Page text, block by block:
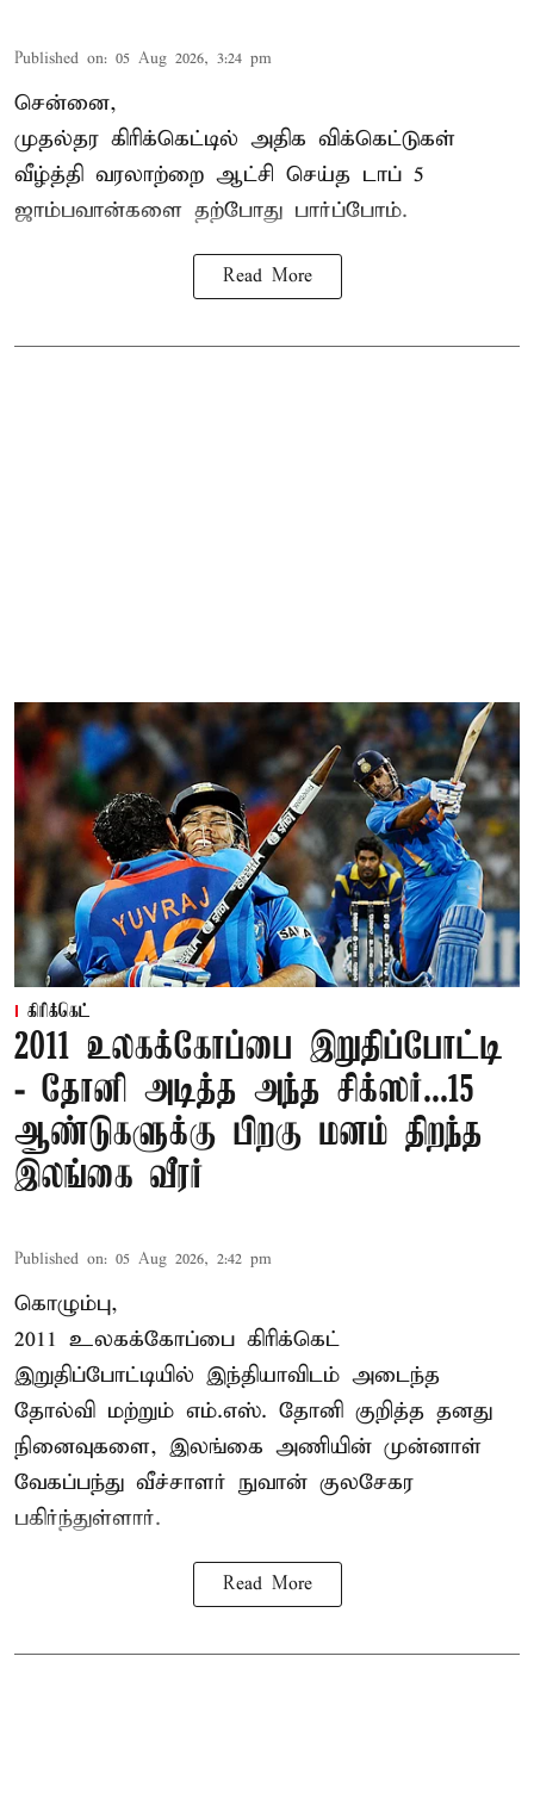
Published on: 05 Aug 2026, 3:24 pm
சென்னை,
முதல்தர கிரிக்கெட்டில் அதிக விக்கெட்டுகள்
வீழ்த்தி வரலாற்றை ஆட்சி செய்த டாப் 5
ஜாம்பவான்களை தற்போது பார்ப்போம்.
Read More
கிரிக்கெட்
2011 உலகக்கோப்பை இறுதிப்போட்டி
- தோனி அடித்த அந்த சிக்ஸர்...15
ஆண்டுகளுக்கு பிறகு மனம் திறந்த
இலங்கை வீரர்
Published on: 05 Aug 2026, 2:42 pm
கொழும்பு,
2011 உலகக்கோப்பை கிரிக்கெட்
இறுதிப்போட்டியில் இந்தியாவிடம் அடைந்த
தோல்வி மற்றும் எம்.எஸ். தோனி குறித்த தனது
நினைவுகளை, இலங்கை அணியின் முன்னாள்
வேகப்பந்து வீச்சாளர் நுவான் குலசேகர
பகிர்ந்துள்ளார்.
Read More